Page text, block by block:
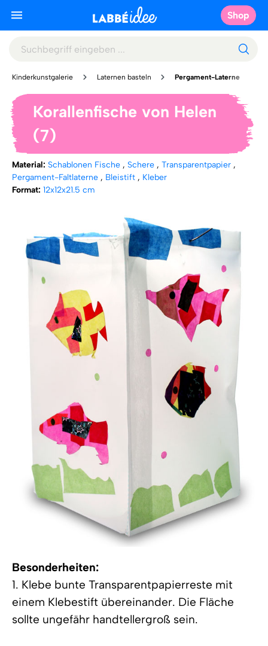
Shop
Kinderkunstgalerie Laternen basteln Pergament-Laterne
Korallenfische von Helen
(7)
Material: Schablonen Fische , Schere , Transparentpapier ,
Pergament-Faltlaterne , Bleistift , Kleber
Format: 12x12x21.5 cm
Besonderheiten:
1. Klebe bunte Transparentpapierreste mit
einem Klebestift übereinander. Die Fläche
sollte ungefähr handtellergroß sein.